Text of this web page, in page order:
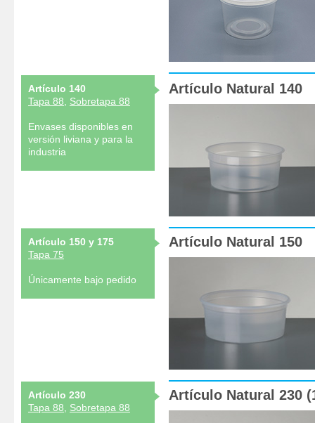
Artículo 140
Tapa 88
Sobretapa 88
Envases disponibles en
versión liviana y para la
industria
Artículo Natural 140
Artículo 150 y 175
Tapa 75
Únicamente bajo pedido
Artículo Natural 150
Artículo 230
Tapa 88
Sobretapa 88
Artículo Natural 230